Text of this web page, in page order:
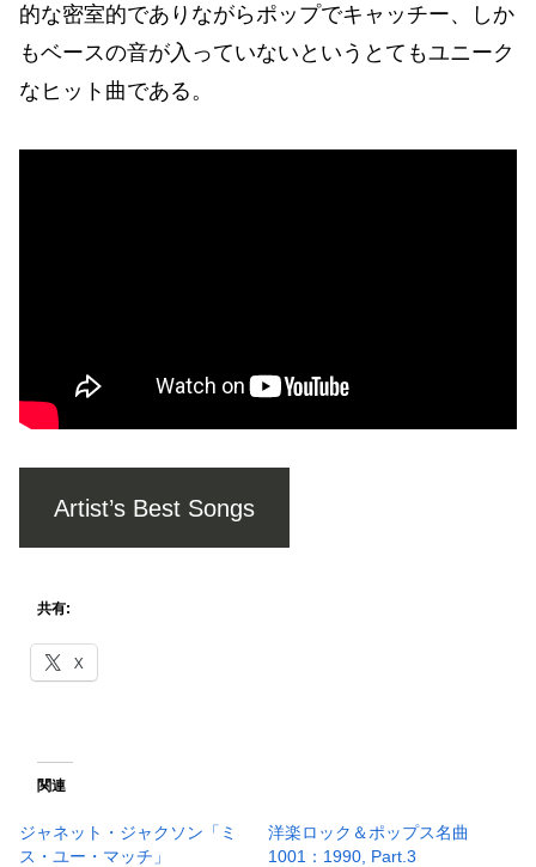
的な密室的でありながらポップでキャッチー、しか
もベースの音が入っていないというとてもユニーク
なヒット曲である。
Artist’s Best Songs
共有:
X
関連
ジャネット・ジャクソン「ミ
ス・ユー・マッチ」
洋楽ロック＆ポップス名曲
1001：1990, Part.3